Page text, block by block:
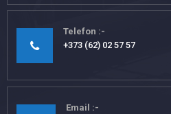
Telefon
+373 (62) 02 57 57
Email